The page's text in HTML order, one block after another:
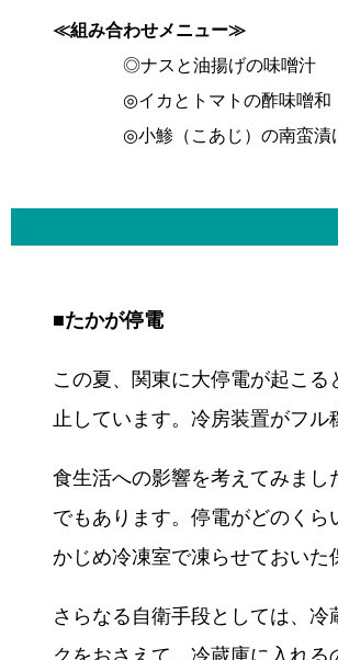
≪組み合わせメニュー≫
◎ナスと油揚げの味噌汁
◎イカとトマトの酢味噌和（
◎小鯵（こあじ）の南蛮漬
■たかが停電
この夏、関東に大停電が起こ
止しています。冷房装置がフル
食生活への影響を考えてみま
でもあります。停電がどのく
かじめ冷凍室で凍らせておいた
さらなる自衛手段としては、
クをおさえて、冷蔵庫に入れ